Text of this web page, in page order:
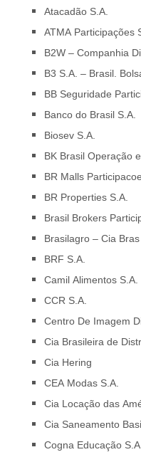
Atacadão S.A.
ATMA Participações
B2W – Companhia
B3 S.A. – Brasil.
BB Seguridade
Banco do Brasil S.A.
Biosev S.A.
BK Brasil Operação
BR Malls
BR Properties S.A.
Brasil Brokers
Brasilagro – Cia
BRF S.A.
Camil Alimentos S.A.
CCR S.A.
Centro De Imagem
Cia Brasileira de
Cia Hering
CEA Modas S.A.
Cia Locação das
Cia Saneamento
Cogna Educação S.A